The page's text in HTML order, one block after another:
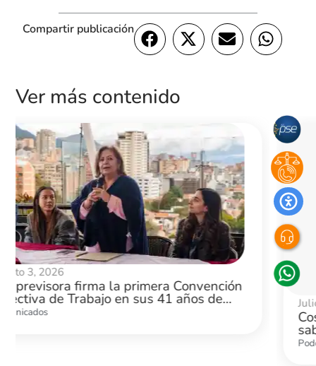
Compartir publicación
Ver más contenido
Julio 31, 2026
Costo de oportunidad: lo que te cuesta no